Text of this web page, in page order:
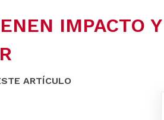
IMPACTO
ARTÍCULO